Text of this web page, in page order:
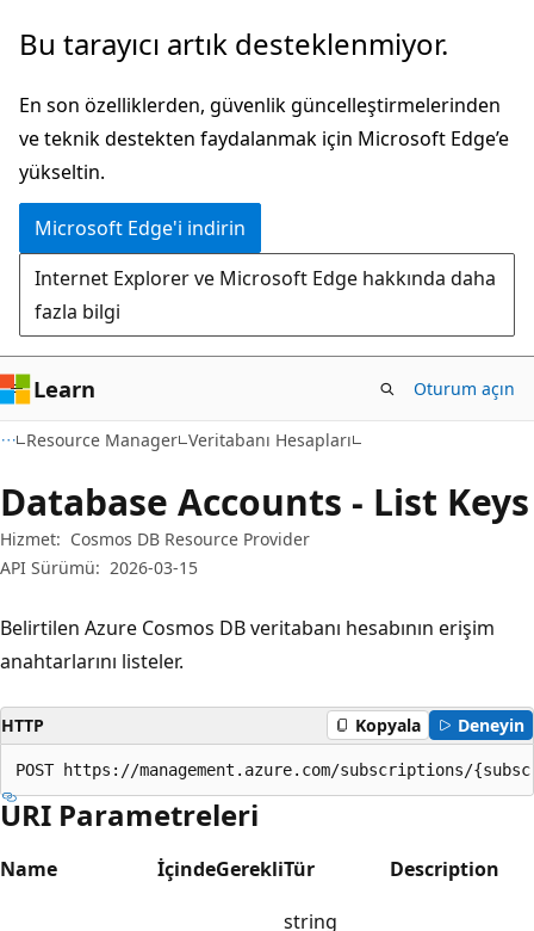
Ana
atla
Sayfa
gezintiye
atla
Bu tarayıcı artık desteklenmiyor.
En son özelliklerden, güvenlik güncelleştirmelerinden
ve teknik destekten faydalanmak için Microsoft Edge’e
yükseltin.
Microsoft Edge'i indirin
Internet Explorer ve Microsoft Edge hakkında daha
fazla bilgi
Learn Oturum açın
Resource Manager Veritabanı Hesapları
Database Accounts - List Keys
Hizmet: Cosmos DB Resource Provider
API Sürümü: 2026-03-15
Belirtilen Azure Cosmos DB veritabanı hesabının erişim
anahtarlarını listeler.
HTTP Kopyala Deneyin
POST https://management.azure.com/subscriptions/
URI Parametreleri
Name İçindeGerekliTür Description
string